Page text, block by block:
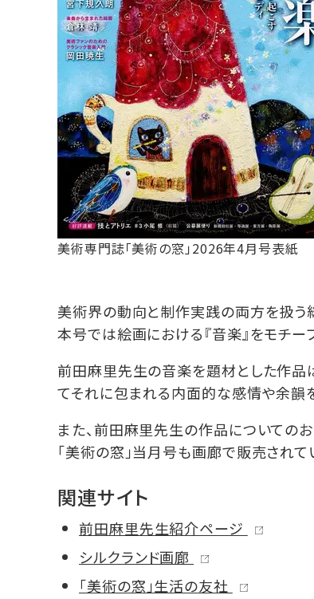
美術専門誌「美術の窓」2026年4月号表紙
美術界の動向と制作実践の両方を扱う
本号では絵画における『音楽』をモチ
前田麻里先生の音楽を題材とした作品
てそれに包まれる内面的な感情や余韻
また、前田麻里先生の作品についての
「美術の窓」当月号も画廊で販売されて
関連サイト
前田麻里先生紹介ページ
シルクランド画廊
「美術の窓」生活の友社